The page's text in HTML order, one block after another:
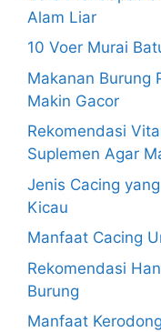
Alam Liar
10 Voer Murai
Makanan Burung
Makin Gacor
Rekomendasi
Suplemen Agar
Jenis Cacing
Kicau
Manfaat Cacing
Rekomendasi
Burung
Manfaat